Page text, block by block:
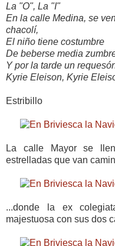
La "O", La "I"
En la calle Medina, se
chacolí,
El niño tiene costumbre
De beberse media
Y por la tarde un
Kyrie Eleison, Kyrie
Estribillo
La calle Mayor se
estrelladas que van
...donde la ex
majestuosa con sus dos